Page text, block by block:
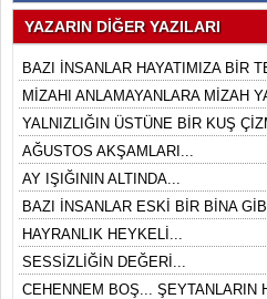
YAZARIN DİĞER YAZILARI
BAZI İNSANLAR HAYATIMIZA BİR
MİZAHI ANLAMAYANLARA MİZAH
YALNIZLIĞIN ÜSTÜNE BİR KUŞ
AĞUSTOS AKŞAMLARI...
AY IŞIĞININ ALTINDA...
BAZI İNSANLAR ESKİ BİR BİNA
HAYRANLIK HEYKELİ...
SESSİZLİĞİN DEĞERİ...
CEHENNEM BOŞ... ŞEYTANLARIN